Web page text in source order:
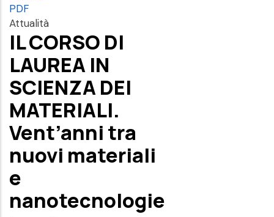
PDF
Attualità
IL CORSO DI
LAUREA IN
SCIENZA DEI
MATERIALI.
Vent’anni tra
nuovi materiali
e
nanotecnologie